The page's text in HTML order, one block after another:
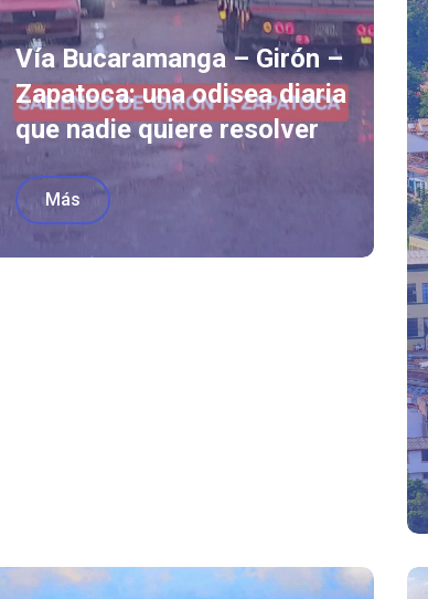
Vía Bucaramanga – Girón –
Zapatoca: una odisea diaria
que nadie quiere resolver
Más